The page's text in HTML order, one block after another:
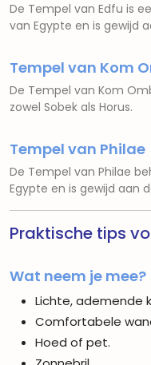
De Tempel van Edfu is
van Egypte en is gewijd
Tempel van Kom
De Tempel van Kom
zowel Sobek als Horus.
Tempel van Philae
De Tempel van Philae
Egypte en is gewijd aan
Praktische tips
Wat neem je mee?
Lichte, ademende
Comfortabele
Hoed of pet.